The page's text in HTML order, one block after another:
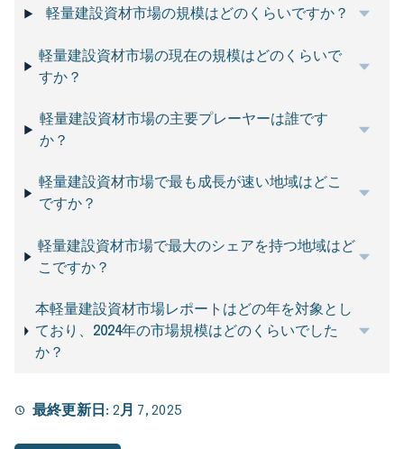
軽量建設資材市場の規模はどのくらいですか？
軽量建設資材市場の現在の規模はどのくらいで
すか？
軽量建設資材市場の主要プレーヤーは誰です
か？
軽量建設資材市場で最も成長が速い地域はどこ
ですか？
軽量建設資材市場で最大のシェアを持つ地域はど
こですか？
本軽量建設資材市場レポートはどの年を対象とし
ており、2024年の市場規模はどのくらいでした
か？
最終更新日: 2月 7, 2025